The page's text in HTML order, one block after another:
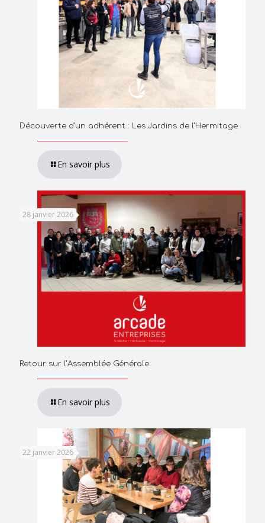
Découverte d’un adhérent : Les Jardins de l’Hermitage
En savoir plus
28 janvier 2026
Retour sur l’Assemblée Générale
En savoir plus
22 janvier 2026